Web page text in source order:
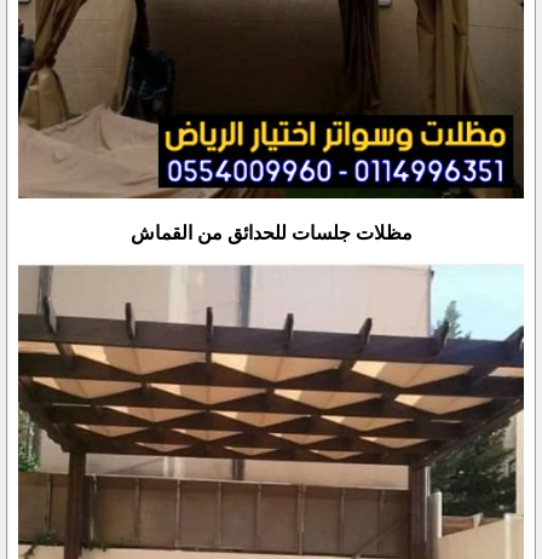
مظلات جلسات للحدائق من القماش